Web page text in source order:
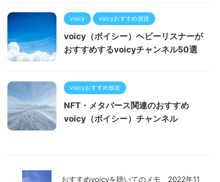
voicy voicyおすすめ放送
voicy（ボイシー）ヘビーリスナーが
おすすめするvoicyチャンネル50選
voicyおすすめ放送
NFT・メタバース関連のおすすめ
voicy（ボイシー）チャンネル
おすすめvoicyを聴いてのメモ 2022年11